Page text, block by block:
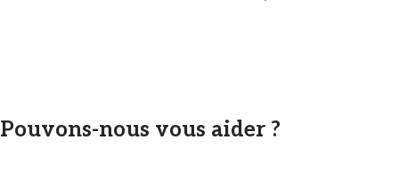
Pouvons-nous vous aider ?